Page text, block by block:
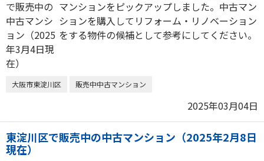
マンションをピックアップしました。中古マン
ションを購入してリフォーム・リノベーション
をする物件の候補として参考にしてください。
大阪市東淀川区 販売中中古マンション
2025年03月04日
東淀川区で販売中の中古マンション（2025年2月8日
現在）